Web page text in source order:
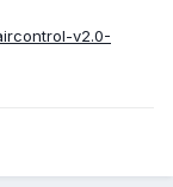
v2.0-